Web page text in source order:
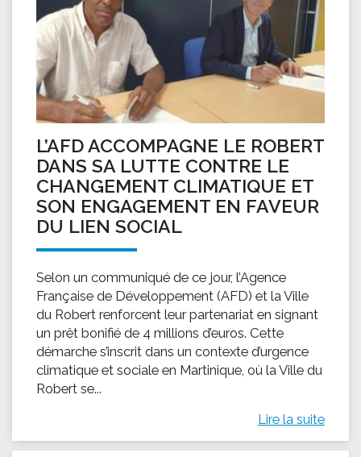
L’AFD ACCOMPAGNE LE ROBERT
DANS SA LUTTE CONTRE LE
CHANGEMENT CLIMATIQUE ET
SON ENGAGEMENT EN FAVEUR
DU LIEN SOCIAL
Selon un communiqué de ce jour, l’Agence
Française de Développement (AFD) et la Ville
du Robert renforcent leur partenariat en signant
un prêt bonifié de 4 millions d’euros. Cette
démarche s’inscrit dans un contexte d’urgence
climatique et sociale en Martinique, où la Ville du
Robert se...
Lire la suite